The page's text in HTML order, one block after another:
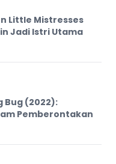
Little Mistresses
Jadi Istri Utama
Bug (2022):
Pemberontakan